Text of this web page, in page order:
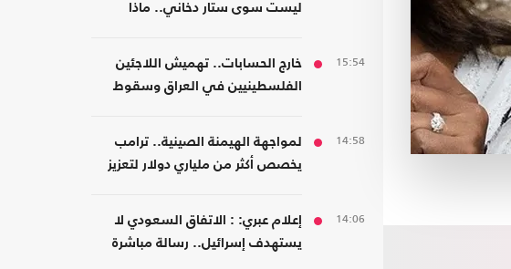
ليست سوى ستار دخاني.. ماذا
15:54
خارج الحسابات.. تهميش اللاجئين
الفلسطينيين في العراق وسقوط
14:58
لمواجهة الهيمنة الصينية.. ترامب
يخصص أكثر من ملياري دولار لتعزيز
14:06
إعلام عبري: : الاتفاق السعودي لا
يستهدف إسرائيل.. رسالة مباشرة